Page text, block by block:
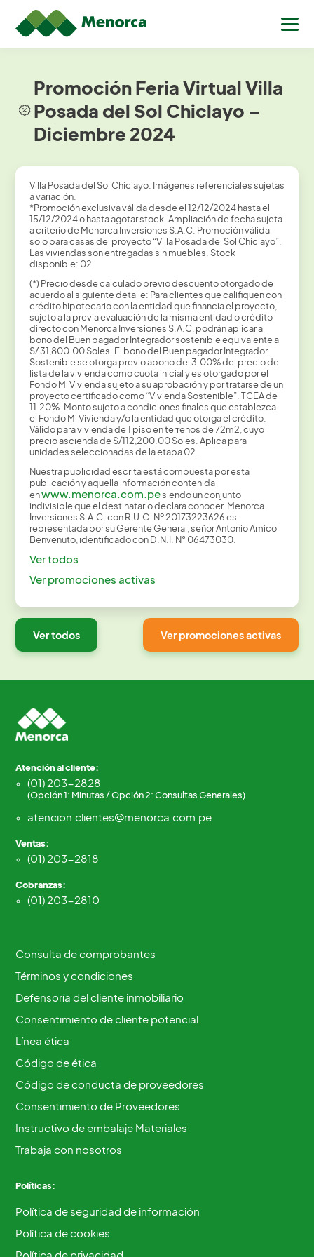
Promoción Feria Virtual Villa
Posada del Sol Chiclayo –
Diciembre 2024
Villa Posada del Sol Chiclayo: Imágenes referenciales sujetas
a variación.
*Promoción exclusiva válida desde el 12/12/2024 hasta el
15/12/2024 o hasta agotar stock. Ampliación de fecha sujeta
a criterio de Menorca Inversiones S.A.C. Promoción válida
solo para casas del proyecto “Villa Posada del Sol Chiclayo”.
Las viviendas son entregadas sin muebles. Stock
disponible: 02.
(*) Precio desde calculado previo descuento otorgado de
acuerdo al siguiente detalle: Para clientes que califiquen con
crédito hipotecario con la entidad que financia el proyecto,
sujeto a la previa evaluación de la misma entidad o crédito
directo con Menorca Inversiones S.A.C, podrán aplicar al
bono del Buen pagador Integrador sostenible equivalente a
S/ 31,800.00 Soles. El bono del Buen pagador Integrador
Sostenible se otorga previo abono del 3.00% del precio de
lista de la vivienda como cuota inicial y es otorgado por el
Fondo Mi Vivienda sujeto a su aprobación y por tratarse de un
proyecto certificado como “Vivienda Sostenible”. TCEA de
11.20%. Monto sujeto a condiciones finales que establezca
el Fondo Mi Vivienda y/o la entidad que otorga el crédito.
Válido para vivienda de 1 piso en terrenos de 72m2, cuyo
precio ascienda de S/112,200.00 Soles. Aplica para
unidades seleccionadas de la etapa 02.
Nuestra publicidad escrita está compuesta por esta
publicación y aquella información contenida
enwww.menorca.com.pesiendo un conjunto
indivisible que el destinatario declara conocer. Menorca
Inversiones S.A.C. con R.U.C. Nº 20173223626 es
representada por su Gerente General, señor Antonio Amico
Benvenuto, identificado con D.N.I. N° 06473030.
Ver todos
Ver promociones activas
Ver todos Ver promociones activas
Atención al cliente:
(01) 203-2828
(Opción 1: Minutas / Opción 2: Consultas Generales)
atencion.clientes@menorca.com.pe
Ventas:
(01) 203-2818
Cobranzas:
(01) 203-2810
Consulta de comprobantes
Términos y condiciones
Defensoría del cliente inmobiliario
Consentimiento de cliente potencial
Línea ética
Código de ética
Código de conducta de proveedores
Consentimiento de Proveedores
Instructivo de embalaje Materiales
Trabaja con nosotros
Políticas:
Política de seguridad de información
Política de cookies